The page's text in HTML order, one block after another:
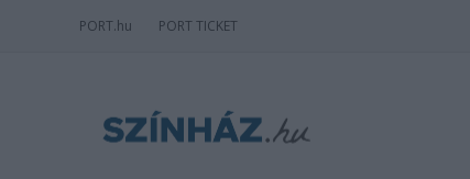
PORT.hu PORT TICKET